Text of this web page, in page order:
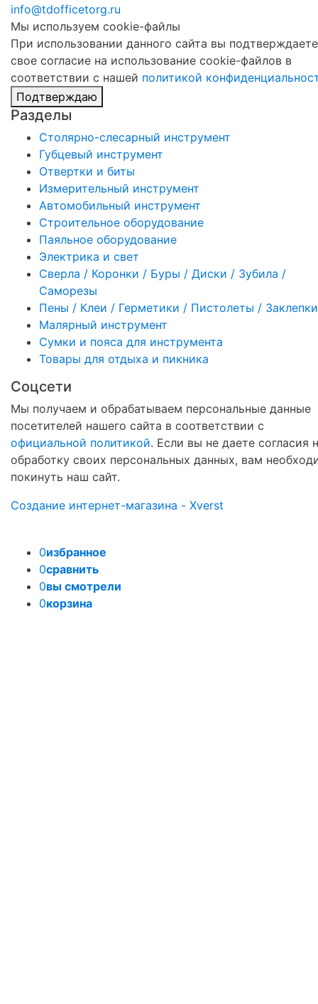
info@tdofficetorg.ru
Мы используем cookie-файлы
При использовании данного сайта вы подтверждаете
свое согласие на использование cookie-файлов в
соответствии с нашей политикой
Подтверждаю
Разделы
Столярно-слесарный инструмент
Губцевый инструмент
Отвертки и биты
Измерительный инструмент
Автомобильный инструмент
Строительное оборудование
Паяльное оборудование
Электрика и свет
Сверла / Коронки / Буры / Диски / Зубила /
Саморезы
Пены / Клеи / Герметики / Пистолеты / Заклепки
Малярный инструмент
Сумки и пояса для инструмента
Товары для отдыха и пикника
Соцсети
Мы получаем и обрабатываем персональные данные
посетителей нашего сайта в соответствии с
официальной политикой. Если вы не даете согласия
обработку своих персональных данных, вам
покинуть наш сайт.
Создание интернет-магазина - Xverst
0избранное
0сравнить
0вы смотрели
0корзина